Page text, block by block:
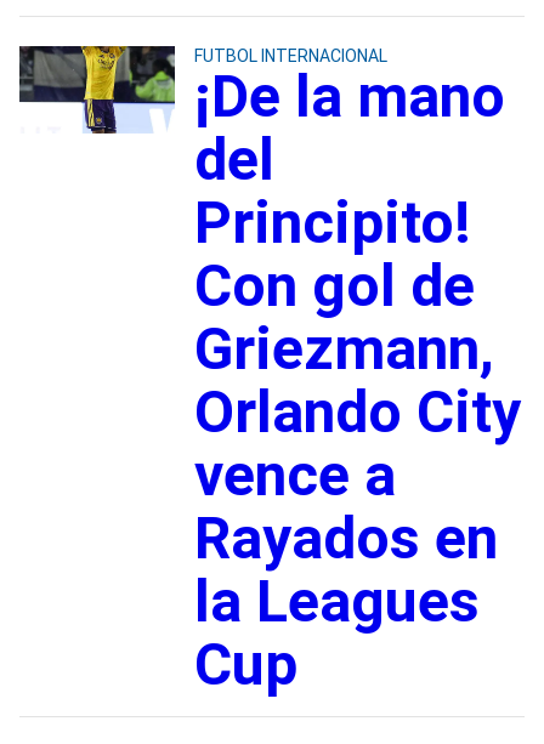
FUTBOL INTERNACIONAL
¡De la mano
del
Principito!
Con gol de
Griezmann,
Orlando City
vence a
Rayados en
la Leagues
Cup